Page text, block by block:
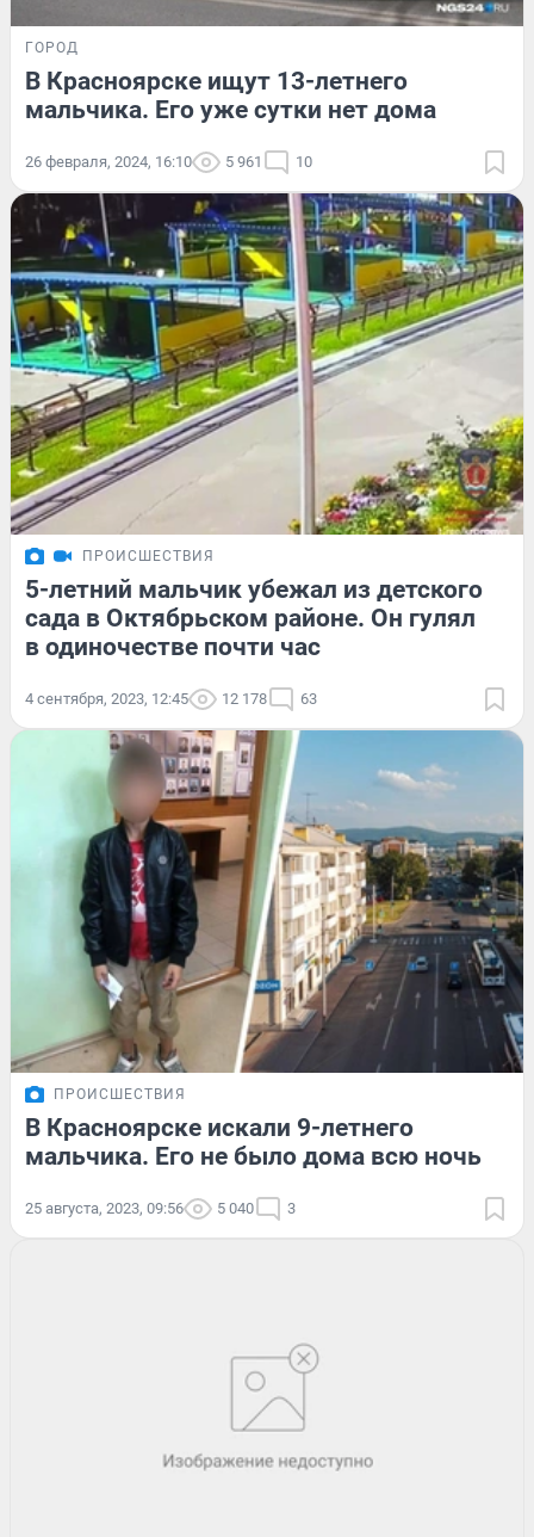
ГОРОД
В Красноярске ищут 13-летнего
мальчика. Его уже сутки нет дома
26 февраля, 2024, 16:10 5 961 10
ПРОИСШЕСТВИЯ
5-летний мальчик убежал из детского
сада в Октябрьском районе. Он гулял
в одиночестве почти час
4 сентября, 2023, 12:45 12 178 63
ПРОИСШЕСТВИЯ
В Красноярске искали 9-летнего
мальчика. Его не было дома всю ночь
25 августа, 2023, 09:56 5 040 3